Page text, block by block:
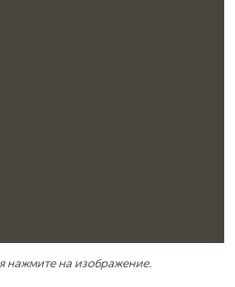
нажмите на изображение.